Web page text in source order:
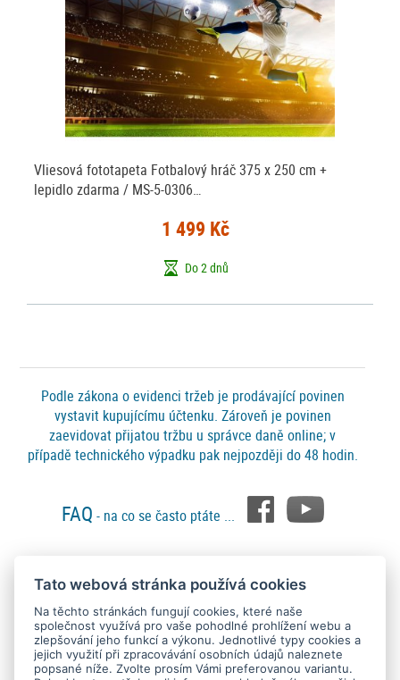
Vliesová fototapeta Fotbalový hráč 375 x 250 cm +
lepidlo zdarma / MS-5-0306…
1 499 Kč
Do 2 dnů
Podle zákona o evidenci tržeb je prodávající povinen
vystavit kupujícímu účtenku. Zároveň je povinen
zaevidovat přijatou tržbu u správce daně online; v
případě technického výpadku pak nejpozději do 48 hodin.
FAQ - na co se často ptáte ...
Platební metody
Tato webová stránka používá cookies
Na těchto stránkách fungují cookies, které naše
společnost využívá pro vaše pohodlné prohlížení webu a
zlepšování jeho funkcí a výkonu. Jednotlivé typy cookies a
jejich využití při zpracovávání osobních údajů naleznete
popsané níže. Zvolte prosím Vámi preferovanou variantu.